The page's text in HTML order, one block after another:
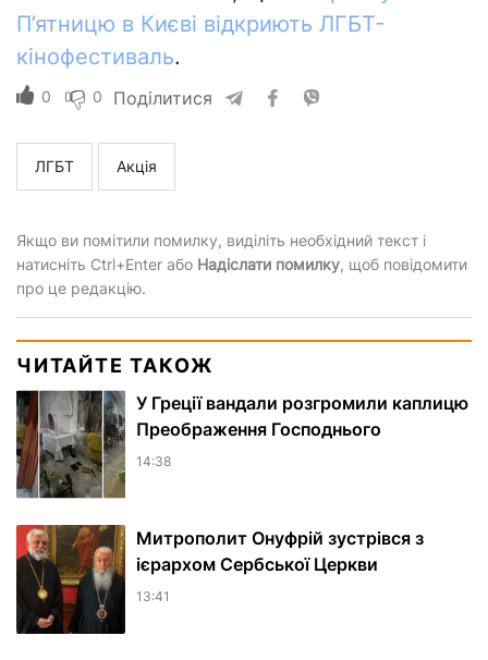
П’ятницю в Києві відкриють ЛГБТ-
кінофестиваль.
0 0 Поділитися
ЛГБТ Акція
Якщо ви помітили помилку, виділіть необхідний текст і
натисніть Ctrl+Enter або Надіслати помилку, щоб повідомити
про це редакцію.
ЧИТАЙТЕ ТАКОЖ
У Греції вандали розгромили каплицю
Преображення Господнього
14:38
Митрополит Онуфрій зустрівся з
ієрархом Сербської Церкви
13:41